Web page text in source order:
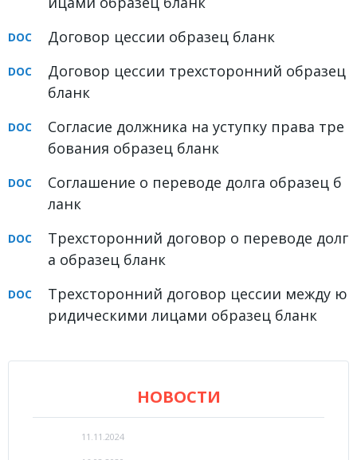
Договор цессии образец бланк
Договор цессии трехсторонний образец
бланк
Согласие должника на уступку права тре
бования образец бланк
Соглашение о переводе долга образец б
ланк
Трехсторонний договор о переводе долг
а образец бланк
Трехсторонний договор цессии между ю
ридическими лицами образец бланк
НОВОСТИ
11.11.2024